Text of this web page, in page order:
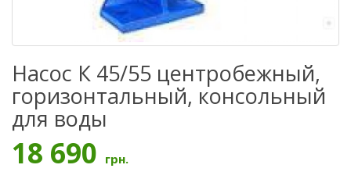
Насос К 45/55 центробежный,
горизонтальный, консольный
для воды
18 690 грн.